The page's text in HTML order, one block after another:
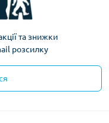
та знижки
розсилку